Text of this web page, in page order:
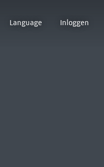
Language Inloggen